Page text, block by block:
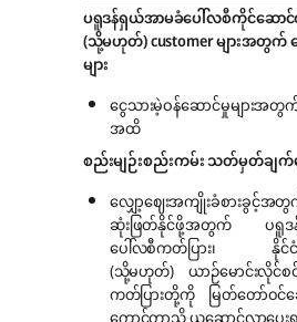
ပရူဒန်ရှယ်အာမခံပေါ်လစီကိုင်ဆောင်
(သို့မဟုတ်) customer များအတွက်
များ
ငွေသားမဲ့ဝန်ဆောင်မှုများအတွ
အထိ
စည်းမျဉ်းစည်းကမ်း သတ်မှတ်ချက်မ
လျှော့ဈေးအကျိုးခံစားခွင့်
ဆုံးဖြတ်နိုင်ဖို့အတွက် ပရူ
ပေါ်လစီကတ်ပြား၊ နိုင်
(သို့မဟုတ်) ယာဉ်မောင်းလို
ကတ်ပြားတို့ကို မြတ်တော်ဝင်ဆ